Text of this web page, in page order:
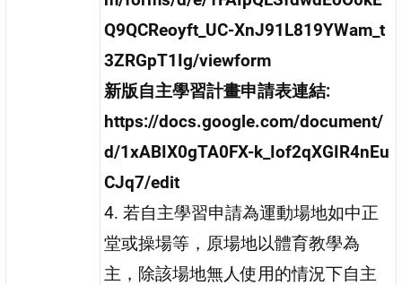
Q9QCReoyft_UC-XnJ91L819YWam_t
3ZRGpT1Ig/viewform
新版自主學習計畫申請表連結:
https://docs.google.com/document/
d/1xABIX0gTA0FX-k_Iof2qXGIR4nEu
CJq7/edit
4. 若自主學習申請為運動場地如中正
堂或操場等，原場地以體育教學為
主，除該場地無人使用的情況下自主